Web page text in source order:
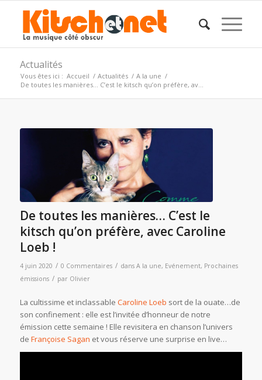
Actualités
Vous êtes ici : Accueil / Actualités / A la une /
De toutes les manières… C’est le kitsch qu’on préfère, av...
De toutes les manières… C’est le
kitsch qu’on préfère, avec Caroline
Loeb !
4 juin 2020 / 0 Commentaires / dans A la une, Evénement, Prochaines
émissions / par Olivier
La cultissime et inclassable Caroline Loeb sort de la ouate…de
son confinement : elle est l’invitée d’honneur de notre
émission cette semaine ! Elle revisitera en chanson l’univers
de Françoise Sagan et vous réserve une surprise en live…